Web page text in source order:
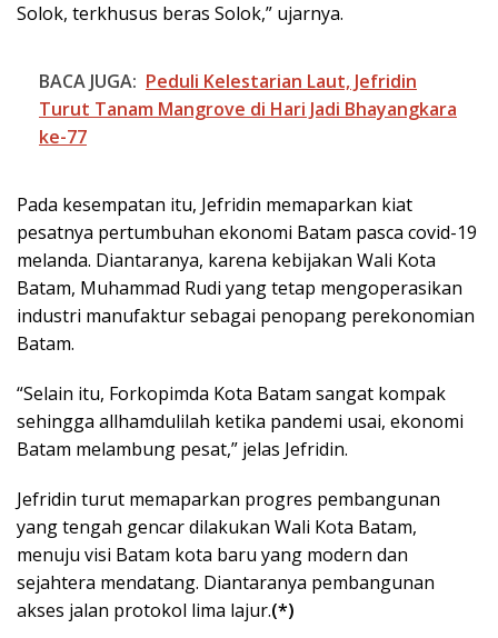
Solok, terkhusus beras Solok,” ujarnya.
BACA JUGA: Peduli Kelestarian Laut, Jefridin
Turut Tanam Mangrove di Hari Jadi Bhayangkara
ke-77
Pada kesempatan itu, Jefridin memaparkan kiat
pesatnya pertumbuhan ekonomi Batam pasca covid-19
melanda. Diantaranya, karena kebijakan Wali Kota
Batam, Muhammad Rudi yang tetap mengoperasikan
industri manufaktur sebagai penopang perekonomian
Batam.
“Selain itu, Forkopimda Kota Batam sangat kompak
sehingga allhamdulilah ketika pandemi usai, ekonomi
Batam melambung pesat,” jelas Jefridin.
Jefridin turut memaparkan progres pembangunan
yang tengah gencar dilakukan Wali Kota Batam,
menuju visi Batam kota baru yang modern dan
sejahtera mendatang. Diantaranya pembangunan
akses jalan protokol lima lajur.(*)